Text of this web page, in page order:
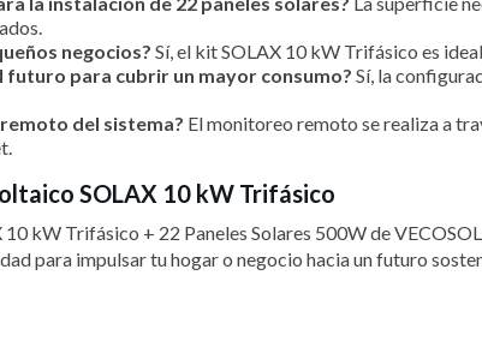
negocios? Sí, el kit SOLAX 10 kW Trifásico es
futuro para cubrir un mayor consumo? Sí, la
del sistema? El monitoreo remoto se realiza a
SOLAX 10 kW Trifásico
kW Trifásico + 22 Paneles Solares 500W de
para impulsar tu hogar o negocio hacia un futuro